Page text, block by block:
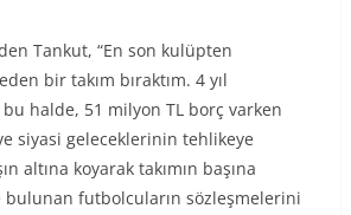
Tankut, “En son kulüpten
bir takım bıraktım. 4 yıl
bu halde, 51 milyon TL borç varken
siyasi geleceklerinin tehlikeye
altına koyarak takımın başına
bulunan futbolcuların sözleşmelerini